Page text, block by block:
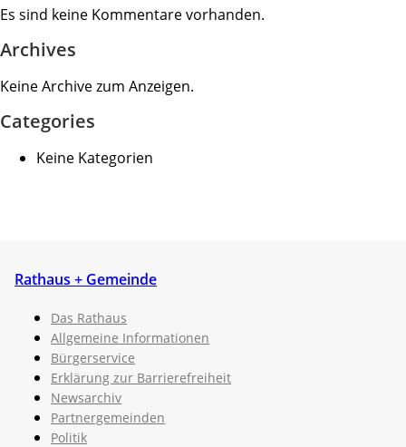
Es sind keine Kommentare vorhanden.
Archives
Keine Archive zum Anzeigen.
Categories
Keine Kategorien
Rathaus + Gemeinde
Das Rathaus
Allgemeine Informationen
Bürgerservice
Erklärung zur Barrierefreiheit
Newsarchiv
Partnergemeinden
Politik